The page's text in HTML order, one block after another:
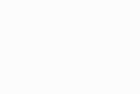
räckvidd. För längre